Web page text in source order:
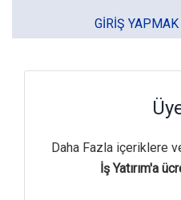
GIRIŞ
Daha Fazla içeriklere
İş Yatırım'a